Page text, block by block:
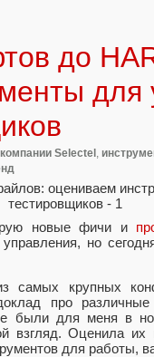
до
для
Selectel ,
новые фичи и
но
самых крупных
про
были для меня в
взгляд. Оценила их
для работы,